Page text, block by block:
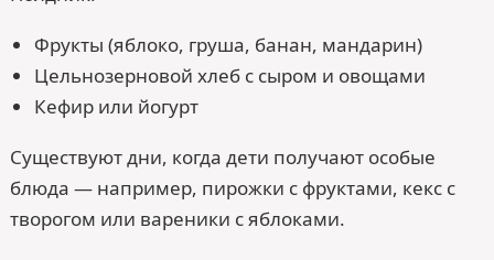
Фрукты (яблоко, груша, банан, мандарин)
Цельнозерновой хлеб с сыром и овощами
Кефир или йогурт
Существуют дни, когда дети получают особые
блюда — например, пирожки с фруктами, кекс с
творогом или вареники с яблоками.